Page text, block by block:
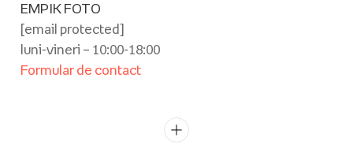
EMPIK FOTO
[email protected]
luni-vineri – 10:00-18:00
Formular de contact